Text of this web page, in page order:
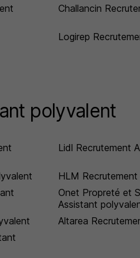
Challancin
Logirep
polyvalent
Lidl Recrutement
HLM
Onet Propreté et
Assistant
Altarea